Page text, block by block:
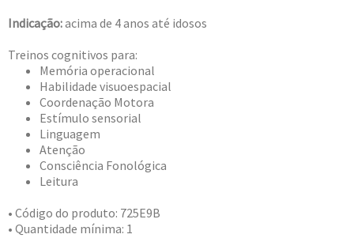
Indicação:acima de 4 anos até idosos
Treinos cognitivos para:
Memória operacional
Habilidade visuoespacial
Coordenação Motora
Estímulo sensorial
Linguagem
Atenção
Consciência Fonológica
Leitura
• Código do produto: 725E9B
• Quantidade mínima: 1